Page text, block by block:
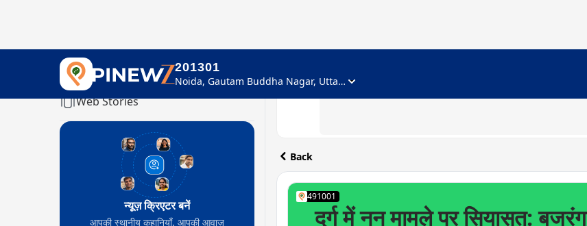
201301
Noida, Gautam Buddha Nagar, Uttar Pradesh
Home
Web Stories
न्यूज़ क्रिएटर बनें
आपकी स्थानीय कहानियाँ, आपकी आवाज़
Back
491001
दुर्ग में नन मामले पर सियासत: बजरंग